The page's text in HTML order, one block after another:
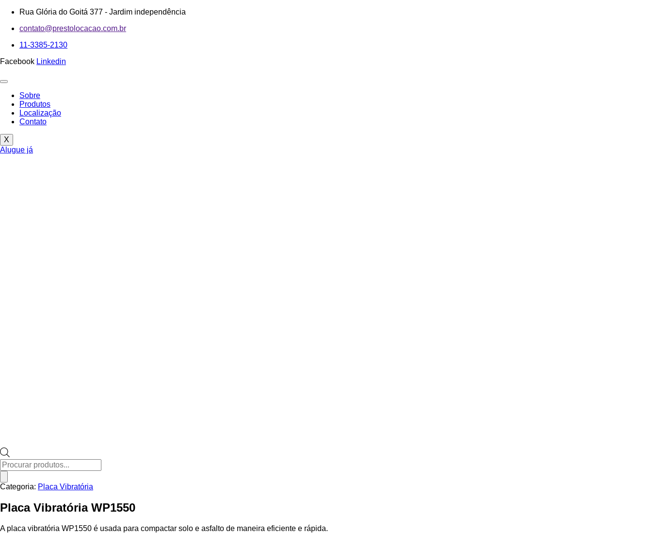
Rua Glória do Goitá 377 - Jardim independência
contato@prestolocacao.com.br
11-3385-2130
Facebook Linkedin
Sobre
Produtos
Localização
Contato
X
Alugue já
Pesquisar
produtos
Categoria: Placa Vibratória
Placa Vibratória WP1550
A placa vibratória WP1550 é usada para compactar solo e asfalto de maneira eficiente e rápida.